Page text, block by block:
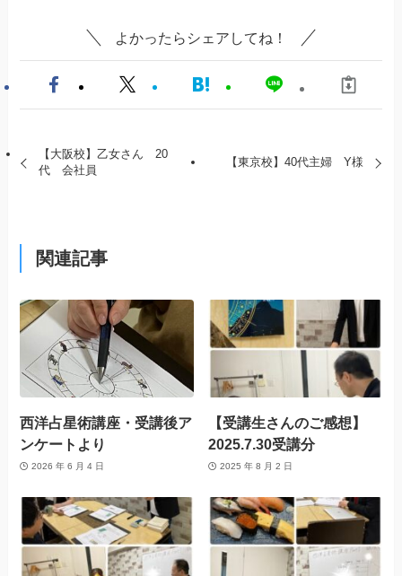
よかったらシェアしてね！
【大阪校】乙女さん 20
代 会社員
【東京校】40代主婦 Y様
関連記事
西洋占星術講座・受講後ア
ンケートより
2026 年 6 月 4 日
【受講生さんのご感想】
2025.7.30受講分
2025 年 8 月 2 日